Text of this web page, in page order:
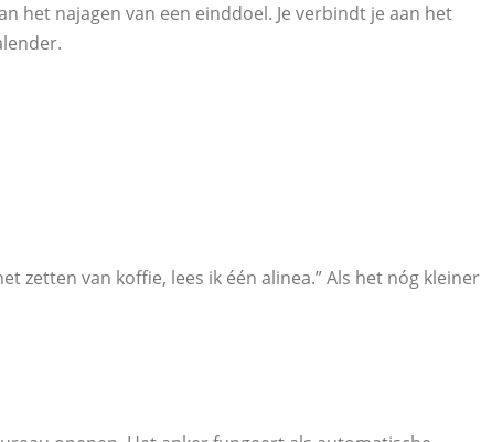
het najagen van een einddoel. Je verbindt je aan het
zetten van koffie, lees ik één alinea.” Als het nóg kleiner